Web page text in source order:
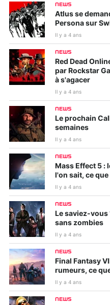
NEWS
Atlus se
Persona sur
Il y a 4 ans
NEWS
Red Dead
par Rockstar
à s'agacer
Il y a 4 ans
NEWS
Le prochain
semaines
Il y a 4 ans
NEWS
Mass Effect 5 :
l'on sait, ce
Il y a 4 ans
NEWS
Le saviez-vous
sans zombies
Il y a 4 ans
NEWS
Final Fantasy
rumeurs, ce
Il y a 4 ans
NEWS